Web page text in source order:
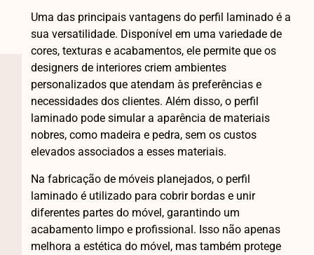
Uma das principais vantagens do perfil laminado é a
sua versatilidade. Disponível em uma variedade de
cores, texturas e acabamentos, ele permite que os
designers de interiores criem ambientes
personalizados que atendam às preferências e
necessidades dos clientes. Além disso, o perfil
laminado pode simular a aparência de materiais
nobres, como madeira e pedra, sem os custos
elevados associados a esses materiais.
Na fabricação de móveis planejados, o perfil
laminado é utilizado para cobrir bordas e unir
diferentes partes do móvel, garantindo um
acabamento limpo e profissional. Isso não apenas
melhora a estética do móvel, mas também protege